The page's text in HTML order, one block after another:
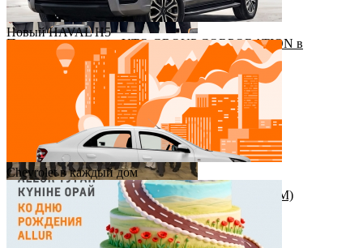
Приезд руководства YTO GROUP CORPORATION в
Казахстан
Награда от штаб-квартиры Great Wall Motor (GWM)
Новый HAVAL H5
Chevrolet в каждый дом